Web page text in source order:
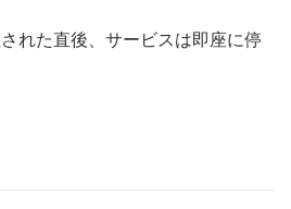
れた直後、サービスは即座に停